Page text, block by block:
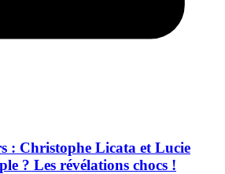
: Christophe Licata et Lucie
? Les révélations chocs !